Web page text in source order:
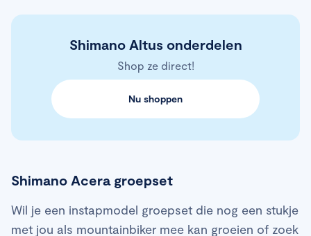
Shimano Altus onderdelen
Shop ze direct!
Nu shoppen
Shimano Acera groepset
Wil je een instapmodel groepset die nog een stukje
met jou als mountainbiker mee kan groeien of zoek